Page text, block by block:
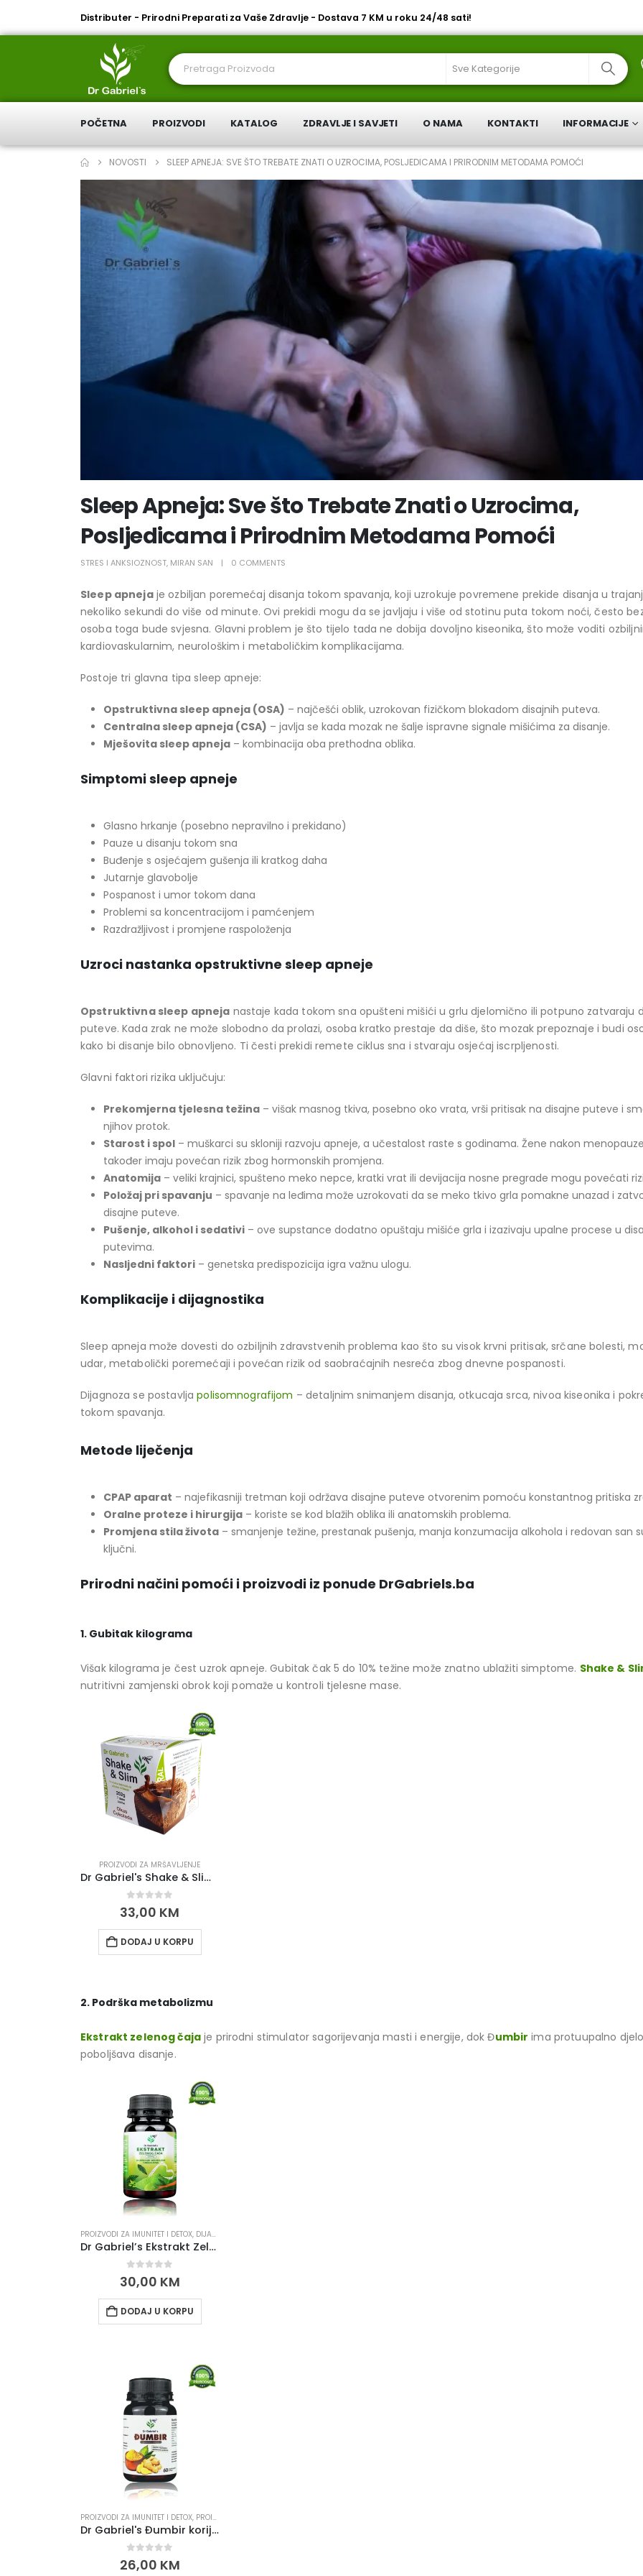
Distributer - Prirodni Preparati za Vaše Zdravlje - Dostava 7 KM u roku 24/48 sati!
POČETNA PROIZVODI KATALOG ZDRAVLJE I SAVJETI O NAMA KONTAKTI INFORMACIJE
NOVOSTI SLEEP APNEJA: SVE ŠTO TREBATE ZNATI O UZROCIMA, POSLJEDICAMA I PRIRODNIM METODAMA POMOĆI
Sleep Apneja: Sve što Trebate Znati o Uzrocima,
Posljedicama i Prirodnim Metodama Pomoći
STRES I ANKSIOZNOST, MIRAN SAN 0 COMMENTS
Sleep apnejaje ozbiljan poremećaj disanja tokom spavanja, koji uzrokuje povremene prekide disanja u
nekoliko sekundi do više od minute. Ovi prekidi mogu da se javljaju i više od stotinu puta tokom noći, često
osoba toga bude svjesna. Glavni problem je što tijelo tada ne dobija dovoljno kiseonika, što može voditi
kardiovaskularnim, neurološkim i metaboličkim komplikacijama.
Postoje tri glavna tipa sleep apneje:
Opstruktivna sleep apneja (OSA) – najčešći oblik, uzrokovan fizičkom blokadom disajnih puteva.
Centralna sleep apneja (CSA) – javlja se kada mozak ne šalje ispravne signale mišićima za disanje.
Mješovita sleep apneja – kombinacija oba prethodna oblika.
Simptomi sleep apneje
Glasno hrkanje (posebno nepravilno i prekidano)
Pauze u disanju tokom sna
Buđenje s osjećajem gušenja ili kratkog daha
Jutarnje glavobolje
Pospanost i umor tokom dana
Problemi sa koncentracijom i pamćenjem
Razdražljivost i promjene raspoloženja
Uzroci nastanka opstruktivne sleep apneje
Opstruktivna sleep apneja nastaje kada tokom sna opušteni mišići u grlu djelomično ili potpuno zatvaraju
puteve. Kada zrak ne može slobodno da prolazi, osoba kratko prestaje da diše, što mozak prepoznaje i budi
kako bi disanje bilo obnovljeno. Ti česti prekidi remete ciklus sna i stvaraju osjećaj iscrpljenosti.
Glavni faktori rizika uključuju:
Prekomjerna tjelesna težina – višak masnog tkiva, posebno oko vrata, vrši pritisak na disajne puteve i
njihov protok.
Starost i spol – muškarci su skloniji razvoju apneje, a učestalost raste s godinama. Žene nakon menopauze
također imaju povećan rizik zbog hormonskih promjena.
Anatomija – veliki krajnici, spušteno meko nepce, kratki vrat ili devijacija nosne pregrade mogu povećati
Položaj pri spavanju – spavanje na leđima može uzrokovati da se meko tkivo grla pomakne unazad i
disajne puteve.
Pušenje, alkohol i sedativi – ove supstance dodatno opuštaju mišiće grla i izazivaju upalne procese u
putevima.
Nasljedni faktori – genetska predispozicija igra važnu ulogu.
Komplikacije i dijagnostika
Sleep apneja može dovesti do ozbiljnih zdravstvenih problema kao što su visok krvni pritisak, srčane bolesti,
udar, metabolički poremećaji i povećan rizik od saobraćajnih nesreća zbog dnevne pospanosti.
Dijagnoza se postavljapolisomnografijom – detaljnim snimanjem disanja, otkucaja srca, nivoa kiseonika i
tokom spavanja.
Metode liječenja
CPAP aparat – najefikasniji tretman koji održava disajne puteve otvorenim pomoću konstantnog pritiska
Oralne proteze i hirurgija – koriste se kod blažih oblika ili anatomskih problema.
Promjena stila života – smanjenje težine, prestanak pušenja, manja konzumacija alkohola i redovan san
ključni.
Prirodni načini pomoći i proizvodi iz ponude DrGabriels.ba
1. Gubitak kilograma
Višak kilograma je čest uzrok apneje. Gubitak čak 5 do 10% težine može znatno ublažiti simptome. Shake &
nutritivni zamjenski obrok koji pomaže u kontroli tjelesne mase.
PROIZVODI ZA MRŠAVLJENJE
Dr Gabriel's Shake & Slim za Zdravo Mršavljenje
0out of 5
33,00 KM
DODAJ U KORPU
2. Podrška metabolizmu
Ekstrakt zelenog čajaje prirodni stimulator sagorijevanja masti i energije, dok Đumbir ima protuupalno
poboljšava disanje.
PROIZVODI ZA IMUNITET I DETOX, DIJABETES, HOLESTEROL, PRITISAK
Dr Gabriel’s Ekstrakt Zelenog Čaja – Prirodni Antioksidans za Zdravlje i Energiju
0out of 5
30,00 KM
DODAJ U KORPU
PROIZVODI ZA IMUNITET I DETOX, PROIZVODI ZA MRŠAVLJENJE
Dr Gabriel's Đumbir korijen u prahu 60 veg. kapsula
0out of 5
26,00 KM